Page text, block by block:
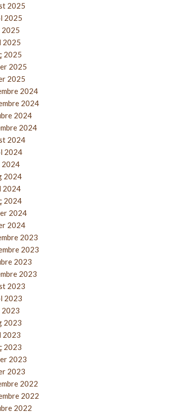
2025
2025
2025
2025
2025
2025
2025
2024
2024
2024
2024
2024
2024
2024
2024
2024
2024
2024
2024
2023
2023
2023
2023
2023
2023
2023
2023
2023
2023
2023
2023
2022
2022
2022